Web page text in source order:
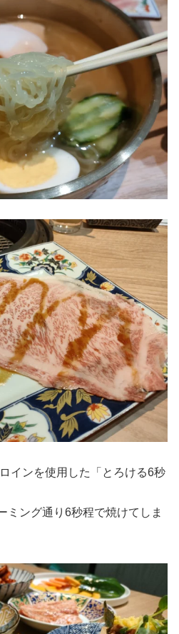
インを使用した「とろける6秒
ミング通り6秒程で焼けてしま